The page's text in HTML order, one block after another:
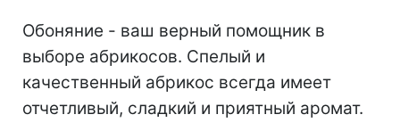
Обоняние - ваш верный помощник в
выборе абрикосов. Спелый и
качественный абрикос всегда имеет
отчетливый, сладкий и приятный аромат.